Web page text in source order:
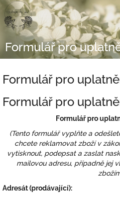
Přejít
na
obsah
Formulář pro
Formulář pro
Formulář pro
Formulář pro
(Tento formulář vyplňte a
chcete reklamovat zboží v
vytisknout, podepsat a zaslat
mailovou adresu, případně jej
Adresát (prodávající):